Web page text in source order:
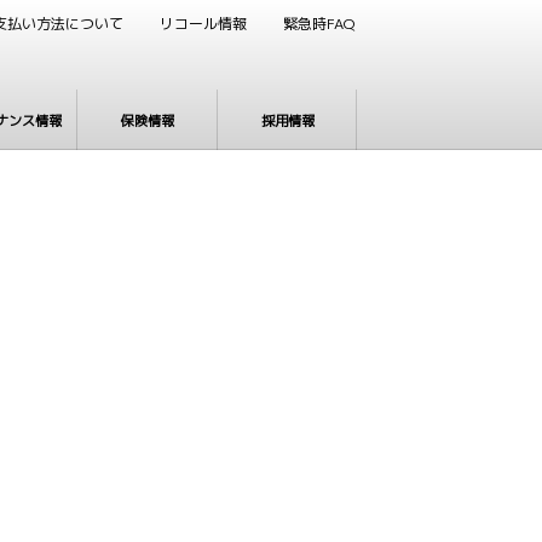
ンス情報 保険情報 採用情報
払い方法について リコール情報 緊急時FAQ